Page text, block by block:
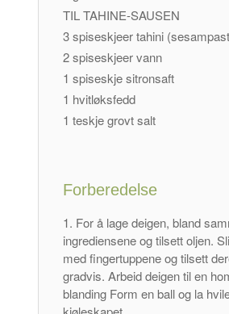
TIL TAHINE-SAUSEN
3 spiseskjeer tahini
2 spiseskjeer vann
1 spiseskje sitronsaft
1 hvitløksfedd
1 teskje grovt salt
Forberedelse
For å lage deigen, bland
ingrediensene og tilsett oljen.
med fingertuppene og tilsett
gradvis. Arbeid deigen til en
blanding Form en ball og la